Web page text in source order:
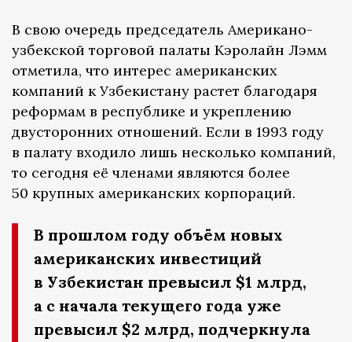
В свою очередь председатель Американо-
узбекской торговой палаты Кэролайн Лэмм
отметила, что интерес американских
компаний к Узбекистану растет благодаря
реформам в республике и укреплению
двусторонних отношений. Если в 1993 году
в палату входило лишь несколько компаний,
то сегодня её членами являются более
50 крупных американских корпораций.
В прошлом году объём новых
американских инвестиций
в Узбекистан превысил $1 млрд,
а с начала текущего года уже
превысил $2 млрд, подчеркнула